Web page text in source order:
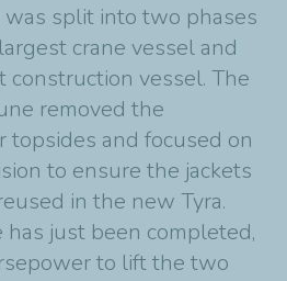
split into two phases
crane vessel and
construction vessel. The
removed the
topsides and focused on
to ensure the jackets
in the new Tyra.
has just been completed,
to lift the two